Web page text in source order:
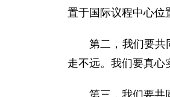
置于国际议程中心位
第二，我们要共
走不远。我们要真心
第三，我们要共